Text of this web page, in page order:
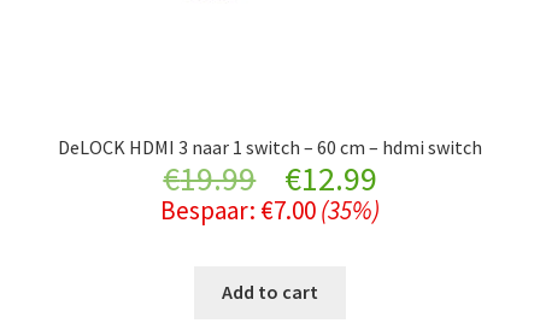
DeLOCK HDMI 3 naar 1 switch – 60 cm – hdmi switch
€19.99
Original
price
was:
€12.99Current
price
Bespaar: €7.00(35%)
Add to cart